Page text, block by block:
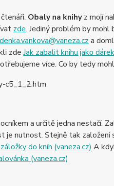
Obaly na knihyz mojí
zde. Jediný problém by
a
zde Jak zabalit knihu jako
více. Co by tedy
a určitě jedna nestačí.
je nutnost. Stejně tak
do knih (vaneza.cz) A
(vaneza.cz)